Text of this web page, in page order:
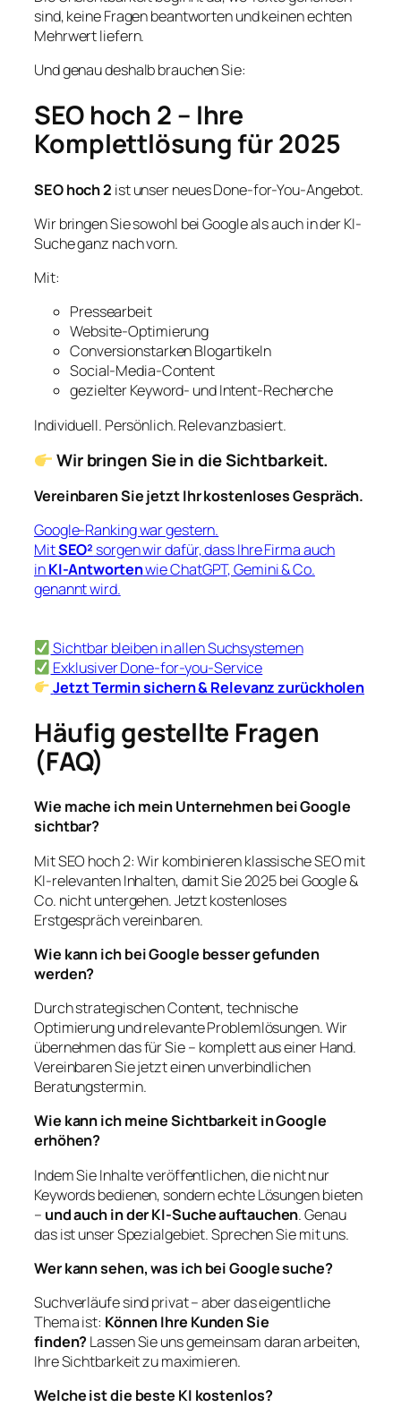
sind, keine Fragen beantworten und keinen echten
Mehrwert liefern.
Und genau deshalb brauchen Sie:
SEO hoch 2 – Ihre
Komplettlösung für 2025
SEO hoch 2 ist unser neues Done-for-You-Angebot.
Wir bringen Sie sowohl bei Google als auch in der KI-
Suche ganz nach vorn.
Mit:
Pressearbeit
Website-Optimierung
Conversionstarken Blogartikeln
Social-Media-Content
gezielter Keyword- und Intent-Recherche
Individuell. Persönlich. Relevanzbasiert.
Wir bringen Sie in die Sichtbarkeit.
Vereinbaren Sie jetzt Ihr kostenloses Gespräch.
Google-Ranking war gestern.
MitSEO² sorgen wir dafür, dass Ihre Firma auch
inKI-Antwortenwie ChatGPT, Gemini & Co.
genannt wird.
Sichtbar bleiben in allen Suchsystemen
Exklusiver Done-for-you-Service
Jetzt Termin sichern & Relevanz zurückholen
Häufig gestellte Fragen
(FAQ)
Wie mache ich mein Unternehmen bei Google
sichtbar?
MitSEO hoch 2: Wir kombinieren klassische SEO mit
KI-relevanten Inhalten, damit Sie 2025 bei Google &
Co. nicht untergehen. Jetzt kostenloses
Erstgespräch vereinbaren.
Wie kann ich bei Google besser gefunden
werden?
Durch strategischen Content, technische
Optimierung und relevante Problemlösungen. Wir
übernehmen das für Sie – komplett aus einer Hand.
Vereinbaren Sie jetzt einen unverbindlichen
Beratungstermin.
Wie kann ich meine Sichtbarkeit in Google
erhöhen?
Indem Sie Inhalte veröffentlichen, die nicht nur
Keywords bedienen, sondern echte Lösungen bieten
– und auch in der KI-Suche auftauchen. Genau
das ist unser Spezialgebiet. Sprechen Sie mit uns.
Wer kann sehen, was ich bei Google suche?
Suchverläufe sind privat – aber das eigentliche
Thema ist: Können Ihre Kunden Sie
finden?Lassen Sie uns gemeinsam daran arbeiten,
Ihre Sichtbarkeit zu maximieren.
Welche ist die beste KI kostenlos?